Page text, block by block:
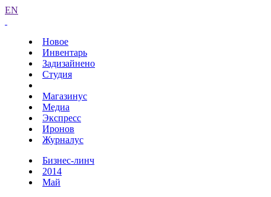
EN
Новое
Инвентарь
Задизайнено
Студия
Магазинус
Медиа
Экспресс
Иронов
Журналус
Бизнес-линч
2014
Май